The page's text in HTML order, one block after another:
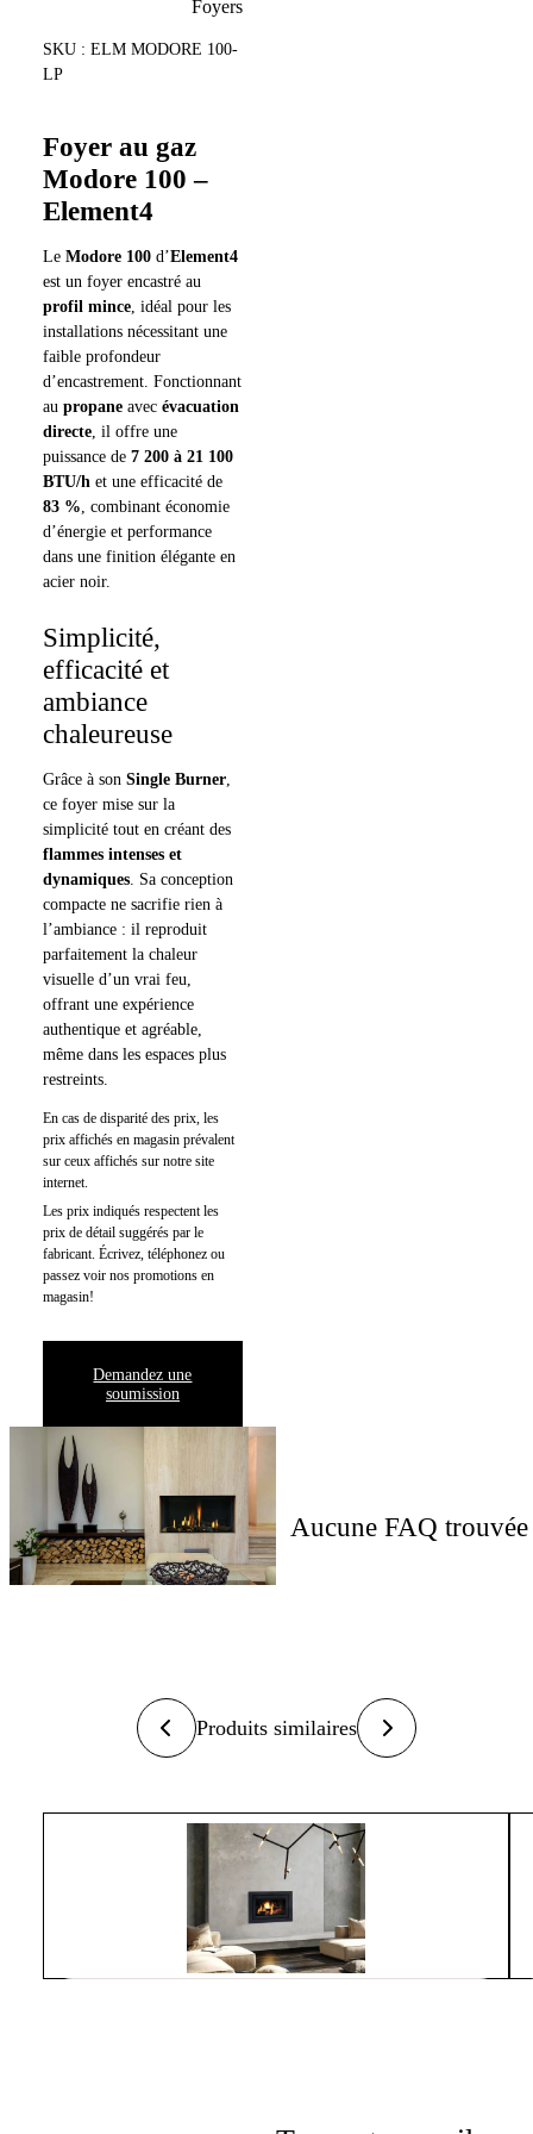
Foyers
SKU : ELM MODORE 100-
LP
Foyer au gaz
Modore 100 –
Element4
LeModore 100 d’Element4
est un foyer encastré au
profil mince, idéal pour les
installations nécessitant une
faible profondeur
d’encastrement. Fonctionnant
aupropane avecévacuation
directe, il offre une
puissance de7 200 à 21 100
BTU/h et une efficacité de
83 %, combinant économie
d’énergie et performance
dans une finition élégante en
acier noir.
Simplicité,
efficacité et
ambiance
chaleureuse
Grâce à sonSingle Burner,
ce foyer mise sur la
simplicité tout en créant des
flammes intenses et
dynamiques. Sa conception
compacte ne sacrifie rien à
l’ambiance : il reproduit
parfaitement la chaleur
visuelle d’un vrai feu,
offrant une expérience
authentique et agréable,
même dans les espaces plus
restreints.
En cas de disparité des prix, les
prix affichés en magasin prévalent
sur ceux affichés sur notre site
internet.
Les prix indiqués respectent les
prix de détail suggérés par le
fabricant. Écrivez, téléphonez ou
passez voir nos promotions en
magasin!
Demandez une
soumission
Particularités :SonSingle Burner
performance. Il consomme peu tout en offrant des flammes
Aucune FAQ trouvée
Produits similaires